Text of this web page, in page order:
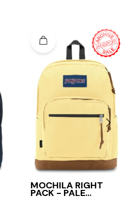
MOCHILA RIGHT
PACK - PALE